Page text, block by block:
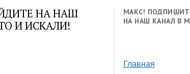
НА НАШ
И ИСКАЛИ!
МАКС!
НА НАШ КАНАЛ В
Главная